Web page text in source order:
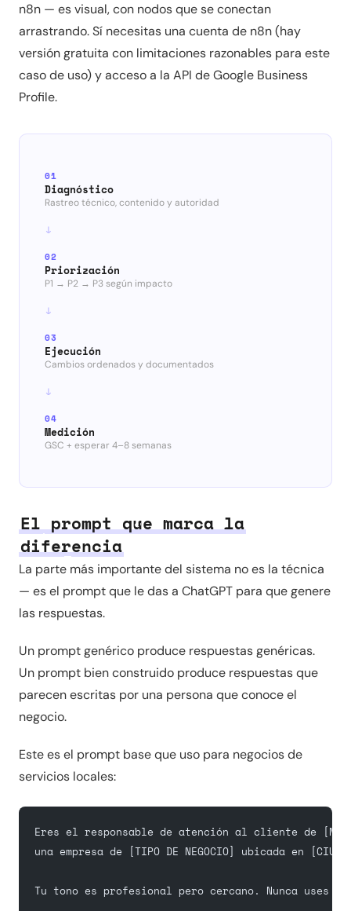
n8n — es visual, con nodos que se conectan
arrastrando. Sí necesitas una cuenta de n8n (hay
versión gratuita con limitaciones razonables para este
caso de uso) y acceso a la API de Google Business
Profile.
01
Diagnóstico
Rastreo técnico, contenido y autoridad
02
Priorización
P1 → P2 → P3 según impacto
03
Ejecución
Cambios ordenados y documentados
04
Medición
GSC + esperar 4–8 semanas
El prompt que marca la
diferencia
La parte más importante del sistema no es la técnica
— es el prompt que le das a ChatGPT para que genere
las respuestas.
Un prompt genérico produce respuestas genéricas.
Un prompt bien construido produce respuestas que
parecen escritas por una persona que conoce el
negocio.
Este es el prompt base que uso para negocios de
servicios locales:
Eres el responsable de atención al cliente de
una empresa de [TIPO DE NEGOCIO] ubicada en
Tu tono es profesional pero cercano. Nunca uses